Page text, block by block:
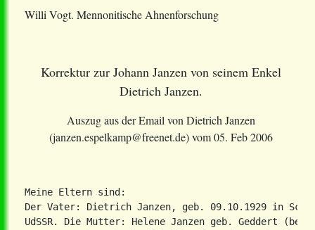
Willi Vogt. Mennonitische Ahnenforschung
Korrektur zur Johann Janzen von seinem Enkel
Dietrich Janzen.
Auszug aus der Email von Dietrich Janzen
(janzen.espelkamp@freenet.de) vom 05. Feb 2006
Meine Eltern sind:
Der Vater: Dietrich Janzen, geb. 09.10.1929 in
UdSSR. Die Mutter: Helene Janzen geb. Geddert